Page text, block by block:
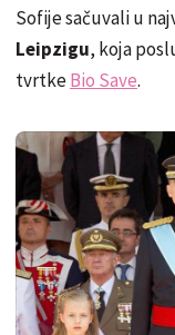
Sofije sačuvali u
Leipzigu, koja
tvrtkeBio Save.